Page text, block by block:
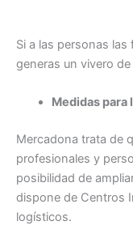
Si a las personas
generas un vivero
Medidas para
Mercadona trata de
profesionales y
posibilidad de
dispone de Centros
logísticos.